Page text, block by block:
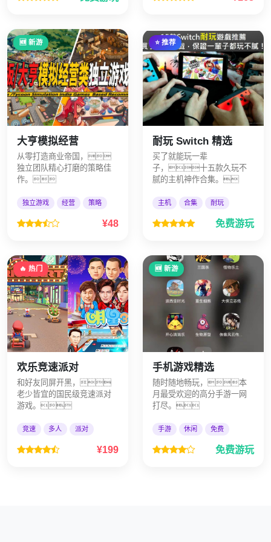
🆕 新游
大亨模拟经营
从零打造商业帝国，
独立团队精心打磨的策略佳
作。
独立游戏 经营 策略
¥48
⭐ 推荐
耐玩 Switch 精选
买了就能玩一辈
子，十五款久玩不
腻的主机神作合集。
主机 合集 耐玩
免费游玩
🔥 热门
欢乐竞速派对
和好友同屏开黑，
老少皆宜的国民级竞速派对
游戏。
竞速 多人 派对
¥199
🆕 新游
手机游戏精选
随时随地畅玩，本
月最受欢迎的高分手游一网
打尽。
手游 休闲 免费
免费游玩